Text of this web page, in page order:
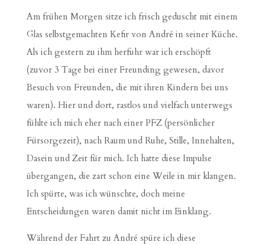
Am frühen Morgen sitze ich frisch geduscht mit einem
Glas selbstgemachten Kefir von André in seiner Küche.
Als ich gestern zu ihm herfuhr war ich erschöpft
(zuvor 3 Tage bei einer Freunding gewesen, davor
Besuch von Freunden, die mit ihren Kindern bei uns
waren). Hier und dort, rastlos und vielfach unterwegs
fühlte ich mich eher nach einer PFZ (persönlicher
Fürsorgezeit), nach Raum und Ruhe, Stille, Innehalten,
Dasein und Zeit für mich. Ich hatte diese Impulse
übergangen, die zart schon eine Weile in mir klangen.
Ich spürte, was ich wünschte, doch meine
Entscheidungen waren damit nicht im Einklang.
Während der Fahrt zu André spüre ich diese